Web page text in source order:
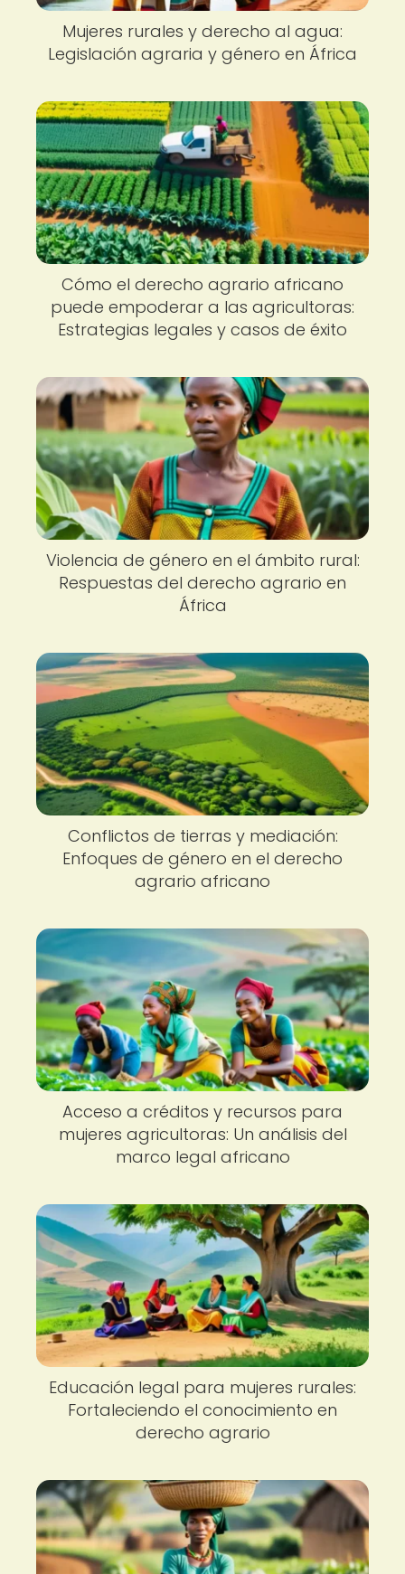
Mujeres rurales y derecho al agua:
Legislación agraria y género en África
Cómo el derecho agrario africano
puede empoderar a las agricultoras:
Estrategias legales y casos de éxito
Violencia de género en el ámbito rural:
Respuestas del derecho agrario en
África
Conflictos de tierras y mediación:
Enfoques de género en el derecho
agrario africano
Acceso a créditos y recursos para
mujeres agricultoras: Un análisis del
marco legal africano
Educación legal para mujeres rurales:
Fortaleciendo el conocimiento en
derecho agrario